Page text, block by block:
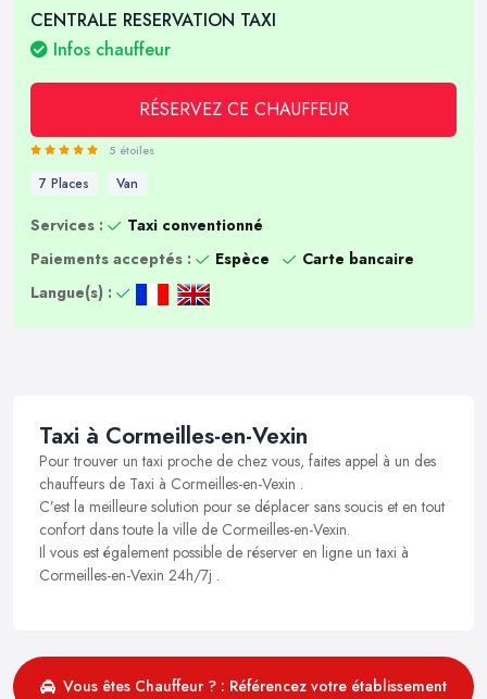
CENTRALE RESERVATION TAXI
Infos chauffeur
RÉSERVEZ CE CHAUFFEUR
5 étoiles
7 Places Van
Services :
Taxi conventionné
Paiements acceptés :
Espèce
Carte bancaire
Langue(s) :
Taxi à Cormeilles-en-Vexin
Pour trouver un taxi proche de chez vous, faites appel à un des
chauffeurs de Taxi à Cormeilles-en-Vexin .
C’est la meilleure solution pour se déplacer sans soucis et en tout
confort dans toute la ville de Cormeilles-en-Vexin.
Il vous est également possible de réserver en ligne un taxi à
Cormeilles-en-Vexin 24h/7j .
Vous êtes Chauffeur ? : Référencez votre établissement